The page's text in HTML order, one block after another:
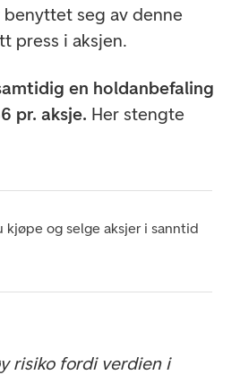
seg av denne
press i aksjen.
en holdanbefaling
pr. aksje. Her stengte
kjøpe og selge aksjer i sanntid
risiko fordi verdien i